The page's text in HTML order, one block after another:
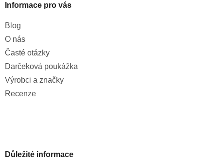
Informace pro vás
Blog
O nás
Časté otázky
Darčeková poukážka
Výrobci a značky
Recenze
Důležité informace